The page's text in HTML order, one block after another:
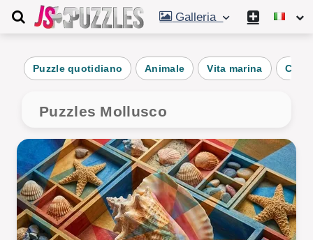
Galleria
Puzzle quotidiano Animale Vita marina
Puzzles Mollusco